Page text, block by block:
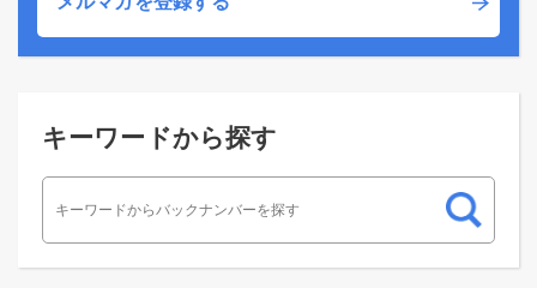
キーワードから探す